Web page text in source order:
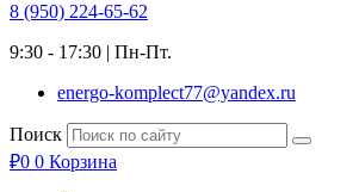
8 (950) 224-65-62
9:30 - 17:30 | Пн-Пт.
energo-komplect77@yandex.ru
Поиск
₽0 0 Корзина